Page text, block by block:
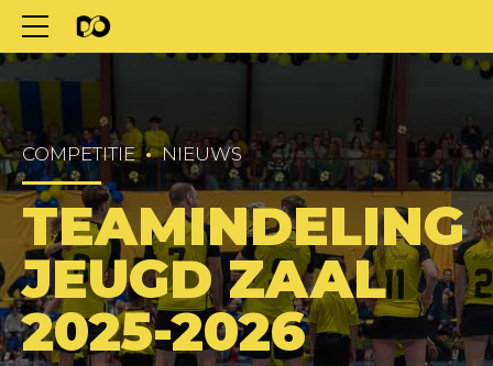
COMPETITIE NIEUWS
TEAMINDELING
JEUGD ZAAL
2025-2026